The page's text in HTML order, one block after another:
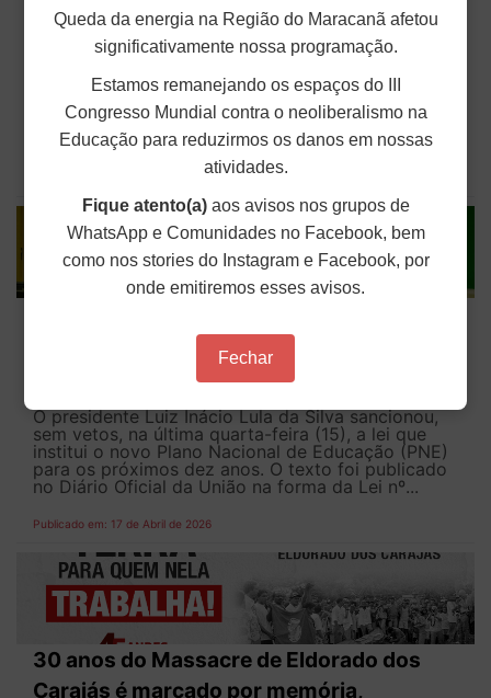
de fome em 1998
Ao longo de 2026, ano em que celebramos os 45
série de reportagens que resgatam a trajetória do
Sindicato, marcada pela resistência ininterrupta
em defesa da educação pública e da categoria
docente....
metas e pode comprometer educação
O presidente Luiz Inácio Lula da Silva sancionou,
sem vetos, na última quarta-feira (15), a lei que
institui o novo Plano Nacional de Educação (PNE)
para os próximos dez anos. O texto foi publicado
no Diário Oficial da União na forma da Lei nº...
Publicado em: 17 de Abril de 2026
30 anos do Massacre de Eldorado dos
Carajás é marcado por memória,
Queda da energia na Região do Maracanã afetou
significativamente nossa programação.
Estamos remanejando os espaços do III
Congresso Mundial contra o neoliberalismo na
Educação para reduzirmos os danos em nossas
atividades.
Fique atento(a)aos avisos nos grupos de
WhatsApp e Comunidades no Facebook, bem
como nos stories do Instagram e Facebook, por
onde emitiremos esses avisos.
Fechar